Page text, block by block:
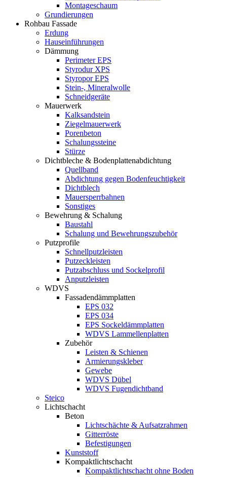
Montageschaum
Grundierungen
Rohbau Fassade
Erdung
Hauseinführungen
Dämmung
Perimeter EPS
Styrodur XPS
Styropor EPS
Stein-, Mineralwolle
Schneidgeräte
Mauerwerk
Kalksandstein
Ziegelmauerwerk
Porenbeton
Schalungssteine
Stürze
Dichtbleche & Bodenplattenabdichtung
Quellband
Abdichtung gegen Bodenfeuchtigkeit
Dichtblech
Mauersperrbahnen
Sonstiges
Bewehrung & Schalung
Baustahl
Schalung und Bewehrungszubehör
Putzprofile
Schnellputzleisten
Putzeckleisten
Putzabschluss und Sockelprofil
Anputzleisten
WDVS
Fassadendämmplatten
EPS 032
EPS 034
EPS Sockeldämmplatten
WDVS Lammellenplatten
Zubehör
Leisten & Schienen
Armierungskleber
Gewebe
WDVS Dübel
WDVS Fugendichtband
Steico
Lichtschacht
Beton
Lichtschächte & Aufsatzrahmen
Gitterröste
Befestigungen
Kunststoff
Kompaktlichtschacht
Kompaktlichtschacht ohne Boden